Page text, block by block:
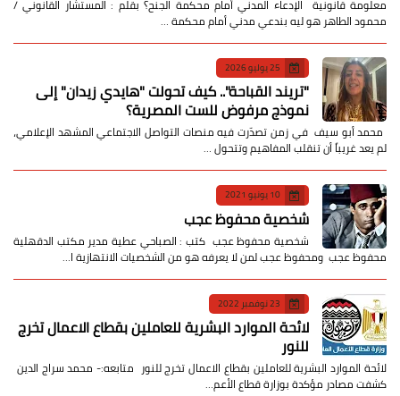
معلومة قانونية الإدعاء المدني أمام محكمة الجنح؟ بقلم : المستشار القانوني /
محمود الطاهر هو ليه بندعي مدني أمام محكمة …
25 يوليو 2026
​"تريند القباحة".. كيف تحولت "هايدي زيدان" إلى
نموذج مرفوض للست المصرية؟
​ محمد أبو سيف ​في زمن تصدّرت فيه منصات التواصل الاجتماعي المشهد الإعلامي،
لم يعد غريباً أن تنقلب المفاهيم وتتحول …
10 يونيو 2021
شخصية محفوظ عجب
شخصية محفوظ عجب كتب : الصباحي عطية مدير مكتب الدقهلية
محفوظ عجب ومحفوظ عجب لمن لا يعرفه هو من الشخصيات الانتهازية ا…
23 نوفمبر 2022
لائحة الموارد البشرية للعاملين بقطاع الاعمال تخرج
للنور
لائحة الموارد البشرية للعاملين بقطاع الاعمال تخرج للنور متابعه:- محمد سراج الدين
كشفت مصادر مؤكدة بوزارة قطاع الأعم…